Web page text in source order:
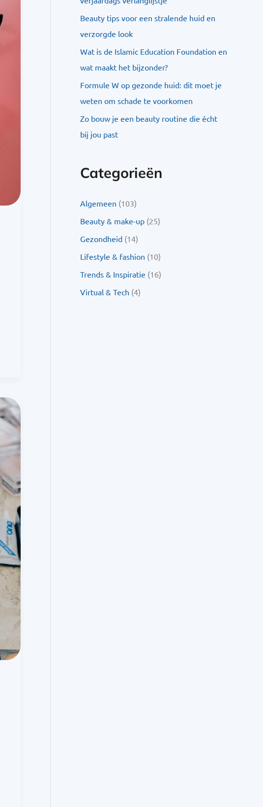
Beauty tips voor een stralende huid en
verzorgde look
Wat is de Islamic Education Foundation en
wat maakt het bijzonder?
Formule W op gezonde huid: dit moet je
weten om schade te voorkomen
Zo bouw je een beauty routine die écht
bij jou past
Categorieën
Algemeen (103)
Beauty & make-up (25)
Gezondheid (14)
Lifestyle & fashion (10)
Trends & Inspiratie (16)
Virtual & Tech (4)